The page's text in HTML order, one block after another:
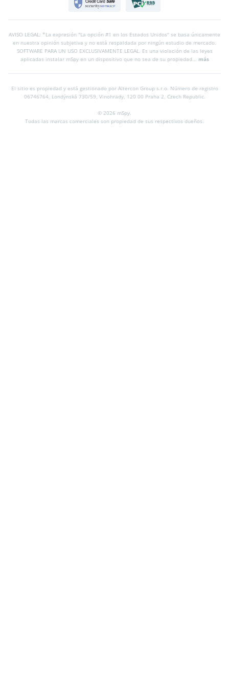
AVISO LEGAL: *La expresión "La opción #1 en los Estados Unidos" se basa únicamente
en nuestra opinión subjetiva y no está respaldada por ningún estudio de mercado.
SOFTWARE PARA UN USO EXCLUSIVAMENTE LEGAL. Es una violación de las leyes
aplicadas instalar mSpy en un dispositivo que no sea de su propiedad... más
El sitio es propiedad y está gestionado por Altercon Group s.r.o. Número de registro
06746764, Londýnská 730/59, Vinohrady, 120 00 Praha 2, Czech Republic.
© 2026 mSpy.
Todas las marcas comerciales son propiedad de sus respectivos dueños.